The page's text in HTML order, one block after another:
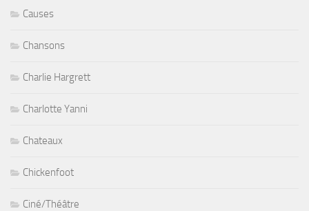
Causes
Chansons
Charlie Hargrett
Charlotte Yanni
Chateaux
Chickenfoot
Ciné/Théâtre